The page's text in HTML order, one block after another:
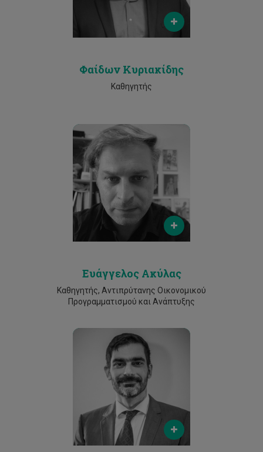
Phone
25002624
Φαίδων Κυριακίδης
Καθηγητής
evangelos.akylas@cut.ac.cy
Phone
25002264
Ευάγγελος Ακύλας
Καθηγητής, Αντιπρύτανης Οικονομικού
Προγραμματισμού και Ανάπτυξης
Email
dimitrios.skarlatos@cut.ac.cy
Phone
25002360